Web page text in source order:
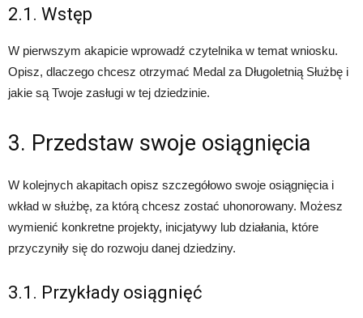
2.1. Wstęp
W pierwszym akapicie wprowadź czytelnika w temat wniosku.
Opisz, dlaczego chcesz otrzymać Medal za Długoletnią Służbę i
jakie są Twoje zasługi w tej dziedzinie.
3. Przedstaw swoje osiągnięcia
W kolejnych akapitach opisz szczegółowo swoje osiągnięcia i
wkład w służbę, za którą chcesz zostać uhonorowany. Możesz
wymienić konkretne projekty, inicjatywy lub działania, które
przyczyniły się do rozwoju danej dziedziny.
3.1. Przykłady osiągnięć